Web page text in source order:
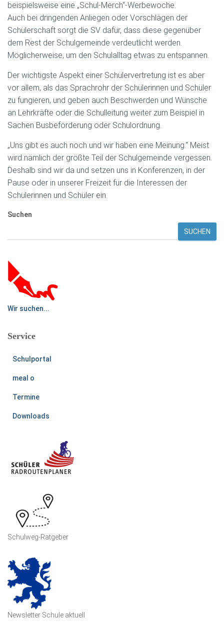
beispielsweise eine „Schul-Merch“-Werbewoche.
Auch bei dringenden Anliegen oder Vorschlägen der
Schülerschaft sorgt die SV dafür, dass diese gegenüber
dem Rest der Schulgemeinde verdeutlicht werden.
Möglicherweise, um den Schulalltag etwas zu entspannen.
Der wichtigste Aspekt einer Schülervertretung ist es aber
vor allem, als das Sprachrohr der Schülerinnen und Schüler
zu fungieren, und geben auch Beschwerden und Wünsche
an Lehrkräfte oder die Schulleitung weiter zum Beispiel in
Sachen Busbeförderung oder Schulordnung.
„Uns gibt es auch noch und wir haben eine Meinung.“ Meist
wird nämlich der größte Teil der Schulgemeinde vergessen.
Deshalb sind wir da und setzen uns in Konferenzen, in der
Pause oder in unserer Freizeit für die Interessen der
Schülerinnen und Schüler ein.
Suchen
SUCHEN
Wir suchen...
Service
Schulportal
meal o
Termine
Downloads
Schulweg-Ratgeber
Newsletter Schule aktuell